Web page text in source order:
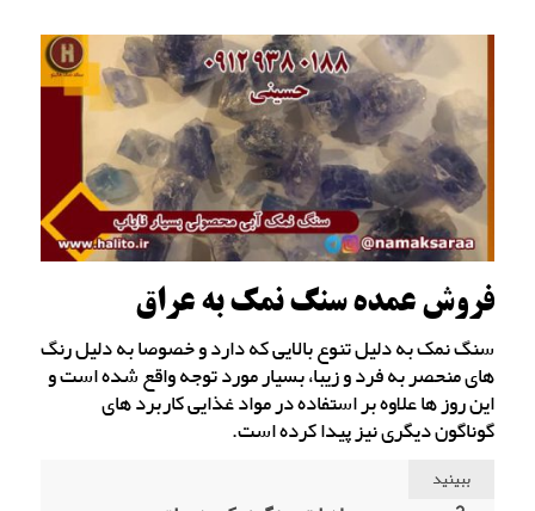
فروش عمده سنگ نمک به عراق
سنگ نمک به دلیل تنوع بالایی که دارد و خصوصا به دلیل رنگ
های منحصر به فرد و زیبا، بسیار مورد توجه واقع شده است و
این روز ها علاوه بر استفاده در مواد غذایی کاربرد های
گوناگون دیگری نیز پیدا کرده است.
ببینید